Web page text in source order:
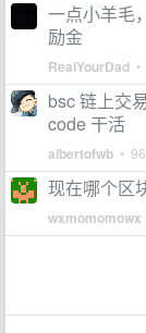
一点小羊毛
励金
RealYourDad
bsc 链上交
code 干活
albertofwb •
现在哪个区
wxmomomowx